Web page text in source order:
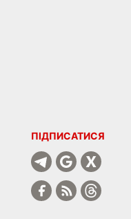
ПІДПИСАТИСЯ